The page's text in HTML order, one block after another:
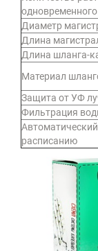
Диаметр
Длина
Длина шланга-
Материал
Защита от УФ
Фильтрация
расписанию